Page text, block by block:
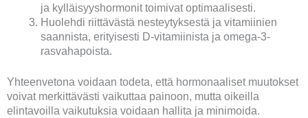
ja kylläisyyshormonit toimivat optimaalisesti.
Huolehdi riittävästä nesteytyksestä ja vitamiinien
saannista, erityisesti D-vitamiinista ja omega-3-
rasvahapoista.
Yhteenvetona voidaan todeta, että hormonaaliset muutokset
voivat merkittävästi vaikuttaa painoon, mutta oikeilla
elintavoilla vaikutuksia voidaan hallita ja minimoida.